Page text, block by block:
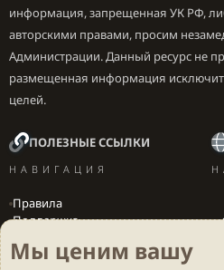
информация, запрещенная УК РФ,
авторскими правами, просим
Администрации. Данный ресурс не
размещенная информация
целей.
ПОЛЕЗНЫЕ ССЫЛКИ
НАВИГАЦИЯ
Правила
Поддержка
Локализация игр
Мы ценим вашу